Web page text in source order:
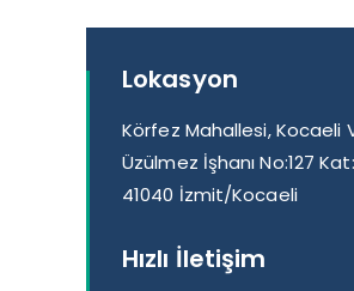
Lokasyon
Körfez Mahallesi, Kocaeli
Üzülmez İşhanı No:127
41040 İzmit/Kocaeli
Hızlı İletişim